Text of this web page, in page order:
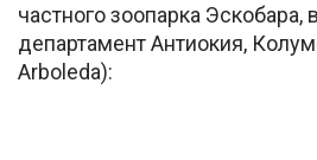
частного зоопарка Эскобара,
департамент Антиокия,
Arboleda):